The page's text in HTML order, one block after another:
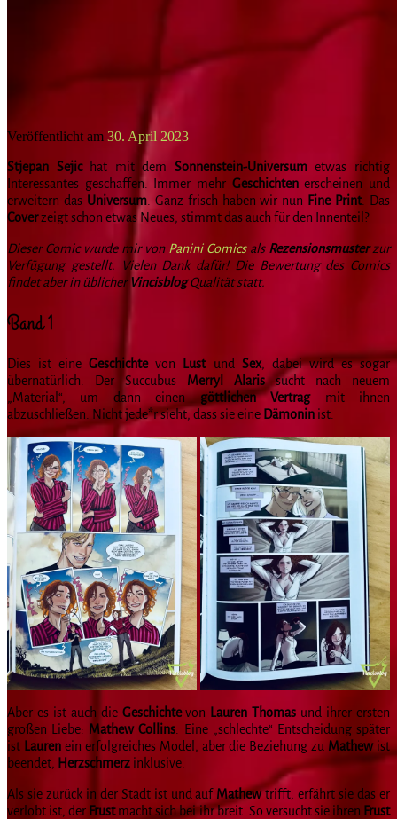
Veröffentlicht am 30. April 2023
Stjepan Sejichat mit dem Sonnenstein-Universumetwas richtig
Interessantes geschaffen. Immer mehr Geschichtenerscheinen und
erweitern das Universum. Ganz frisch haben wir nun Fine Print. Das
Coverzeigt schon etwas Neues, stimmt das auch für den Innenteil?
Dieser Comic wurde mir von Panini Comicsals Rezensionsmusterzur
Verfügung gestellt. Vielen Dank dafür! Die Bewertung des Comics
findet aber in üblicherVincisblogQualität statt.
Band 1
Dies ist eineGeschichtevon Lustund Sex, dabei wird es sogar
übernatürlich. Der Succubus Merryl Alarissucht nach neuem
„Material“, um dann einengöttlichen Vertragmit ihnen
abzuschließen. Nicht jede*r sieht, dass sie eine Dämonin ist.
Aber es ist auch die Geschichtevon Lauren Thomas und ihrer ersten
großen Liebe: Mathew Collins . Eine „schlechte“ Entscheidung später
ist Laurenein erfolgreiches Model, aber die Beziehung zu Mathewist
beendet,
Herzschmerz inklusive.
Als sie zurück in der Stadt ist und auf Mathewtrifft, erfährt sie das er
verlobt ist, der Frustmacht sich bei ihr breit. So versucht sie ihren Frust